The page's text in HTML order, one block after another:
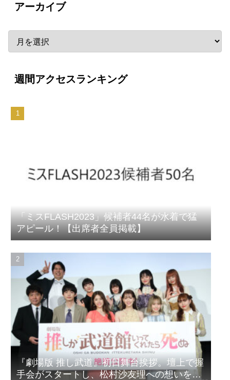
アーカイブ
週間アクセスランキング
「ミスFLASH2023」候補者44名が水着で猛
アピール！【出席者全員掲載】
『劇場版 推し武道』初日舞台挨拶。壇上で握
手会がスタートし、松村沙友理への想いをア